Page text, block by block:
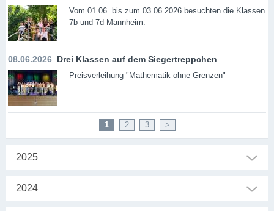
Vom 01.06. bis zum 03.06.2026 besuchten die Klassen
7b und 7d Mannheim.
08.06.2026 Drei Klassen auf dem Siegertreppchen
Preisverleihung "Mathematik ohne Grenzen"
1 2 3 >
2025
2024